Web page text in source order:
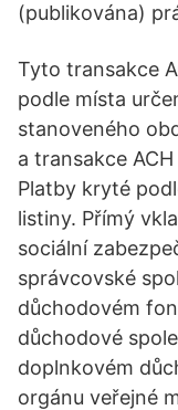
(publikována)
Tyto transakce
podle místa
stanoveného
a transakce
Platby kryté
listiny. Přímý
sociální
správcovské
důchodovém
důchodové
doplnkovém
orgánu veřejné